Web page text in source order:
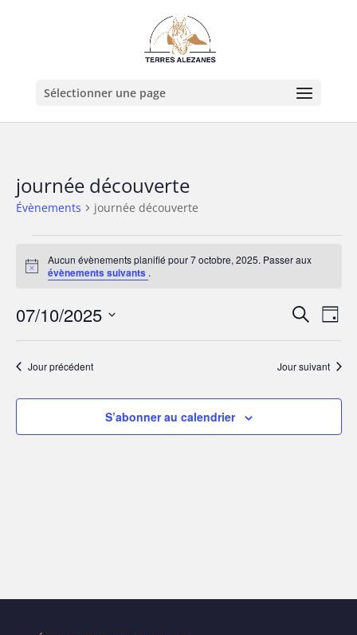
Sélectionner une page
journée découverte
Évènements journée découverte
Évènements
for
octobre,
2025
Notice
Aucun évènements planifié pour 7 octobre, 2025. Passer aux
évènements suivants .
et
de
vues
Recherche
de
Jour
07/10/2025
date.Jour précédent Jour suivant
S’abonner au calendrier